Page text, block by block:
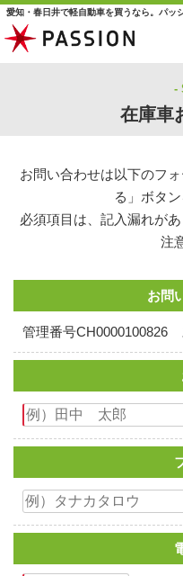
愛知・春日井で軽自動車を買うなら。パッ
在庫車
お問い合わせは以下のフ
る」ボタン
必須項目は、記入漏れが
注
お問
管理番号